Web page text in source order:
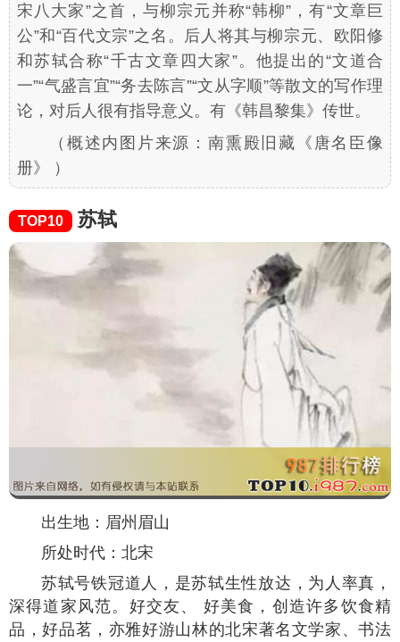
宋八大家”之首，与柳宗元并称“韩柳”，有“文章巨
公”和“百代文宗”之名。后人将其与柳宗元、欧阳修
和苏轼合称“千古文章四大家”。他提出的“文道合
一”“气盛言宜”“务去陈言”“文从字顺”等散文的写作理
论，对后人很有指导意义。有《韩昌黎集》传世。
（ 概述内图片来源：南熏殿 旧藏《唐名臣像
册》
）
TOP10 苏轼
出生地：眉州眉山
所处时代：北宋
苏轼号铁冠道人，是苏轼生性放达，为人率真，
深得道家风范。好交友、 好美食，创造许多饮食精
品，好品茗，亦雅好游山林的北宋著名文学家、书法